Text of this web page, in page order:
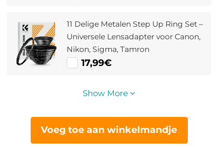
11 Delige Metalen Step Up Ring Set –
Universele Lensadapter voor Canon,
Nikon, Sigma, Tamron
17,99€
Show More
Voeg toe aan winkelmandje